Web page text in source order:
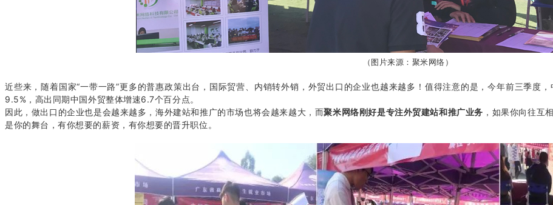
（图片来源：聚米网络）
近些来，随着国家“一带一路”更多的普惠政策出台，国际贸营、内销转外销，外贸出口的企业也越来越多！值得注意的是，今年前三季度
9.5%，高出同期中国外贸整体增速6.7个百分点。
因此，做出口的企业也是会越来越多，海外建站和推广的市场也将会越来越大，而聚米网络刚好是专注外贸建站和推广业务 ，如果你向往互
是你的舞台，有你想要的薪资，有你想要的晋升职位。